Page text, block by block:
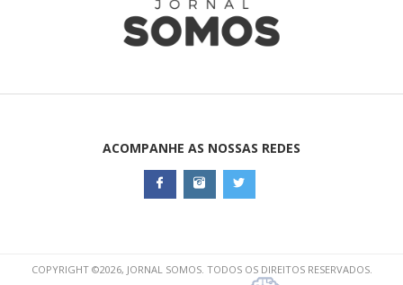
ACOMPANHE AS NOSSAS REDES
COPYRIGHT ©2026, JORNAL SOMOS. TODOS OS DIREITOS RESERVADOS.